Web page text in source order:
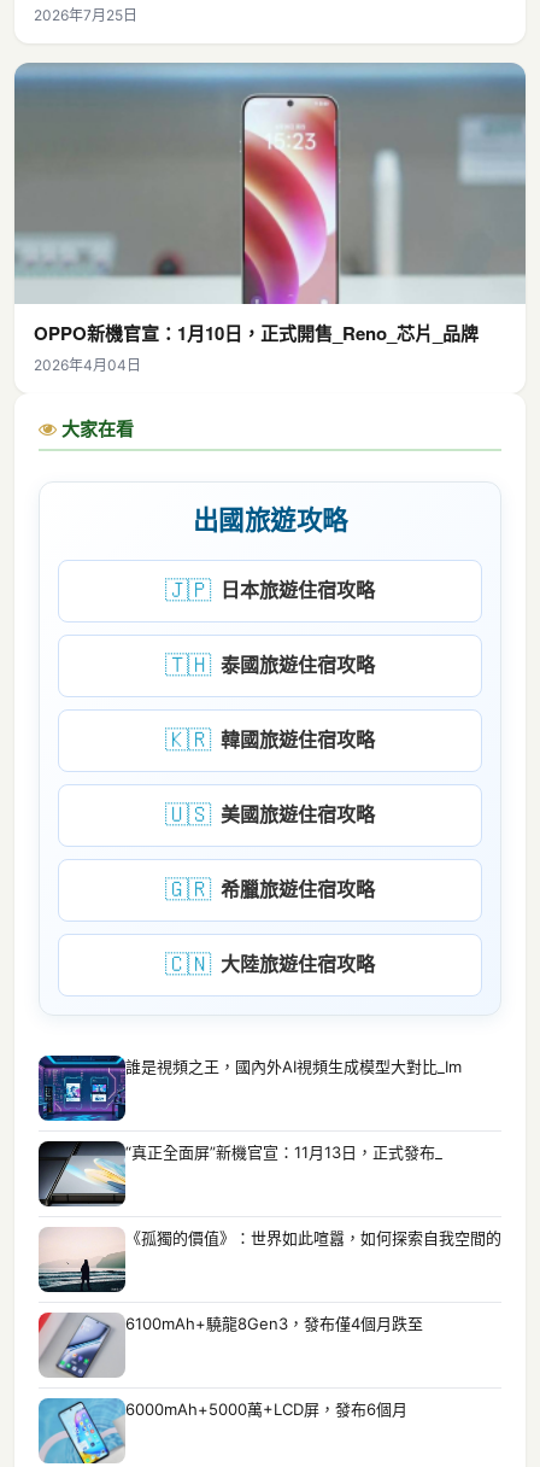
2026年7月25日
OPPO新機官宣：1月10日，正式開售_Reno_芯片_品牌
2026年4月04日
大家在看
出國旅遊攻略
🇯🇵 日本旅遊住宿攻略
🇹🇭 泰國旅遊住宿攻略
🇰🇷 韓國旅遊住宿攻略
🇺🇸 美國旅遊住宿攻略
🇬🇷 希臘旅遊住宿攻略
🇨🇳 大陸旅遊住宿攻略
誰是視頻之王，國內外AI視頻生成模型大對比_Im
“真正全面屏”新機官宣：11月13日，正式發布_
《孤獨的價值》：世界如此喧囂，如何探索自我空間的
6100mAh+驍龍8Gen3，發布僅4個月跌至
6000mAh+5000萬+LCD屏，發布6個月